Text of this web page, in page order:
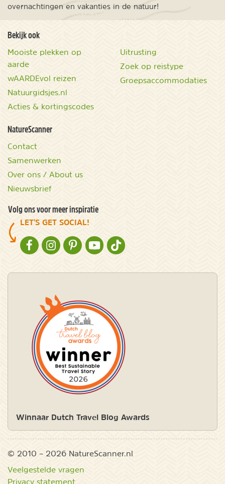
overnachtingen en vakanties in de natuur!
Bekijk ook
Mooiste plekken op
aarde
wAARDEvol reizen
Natuurgidsjes.nl
Acties & kortingscodes
Uitrusting
Zoek op reistype
Groepsaccommodaties
NatureScanner
Contact
Samenwerken
Over ons / About us
Nieuwsbrief
Volg ons voor meer inspiratie
LET'S GET SOCIAL!
NATURESCANNER OP FACEBOOK
NATURESCANNER OP INSTAGRAM
NATURESCANNER OP PINTEREST
NATURESCANNER OP YOUTUBE
NATURESCANNER OP TIKTOK
Winnaar Dutch Travel Blog Awards
© 2010 – 2026 NatureScanner.nl
Veelgestelde vragen
Privacy statement